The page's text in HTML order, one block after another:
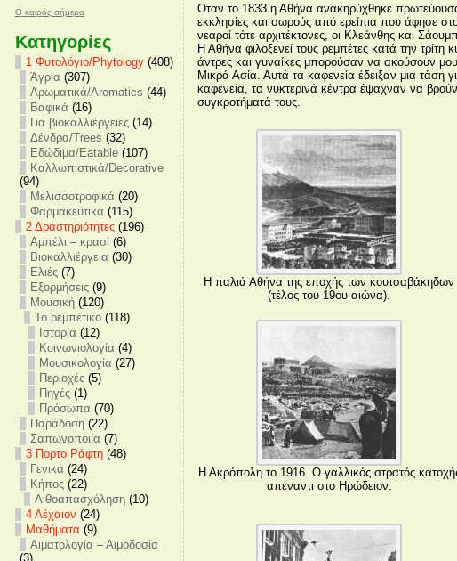
O καιρός σήμερα
Κατηγορίες
1 Φυτολόγιο/Phytology(408)
Άγρια (307)
Αρωματικά/Aromatics (44)
Βαφικά (16)
Για βιοκαλλιέργειες(14)
Δένδρα/Trees (32)
Εδώδιμα/Eatable(107)
Καλλωπιστικά/Decorative
(94)
Μελισσοτροφικά (20)
Φαρμακευτικά (115)
2 Δραστηριότητες(196)
Αμπέλι – κρασί(6)
Βιοκαλλιέργεια (30)
Ελιές(7)
Εξορμήσεις(9)
Μουσική(120)
Το ρεμπέτικο(118)
Ιστορία (12)
Κοινωνιολογία (4)
Μουσικολογία (27)
Περιοχές(5)
Πηγές(1)
Πρόσωπα (70)
Παράδοση(22)
Σαπωνοποιία (7)
3 Πορτο Ράφτη(48)
Γενικά (24)
Κήπος(22)
Λιθοαπασχόληση(10)
4 Λέχαιον (24)
Mαθήματα (9)
Αιματολογία – Αιμοδοσία
(3)
Οταν το 1833 η Αθήνα ανακηρύχθηκε
εκκλησίες και σωρούς από ερείπια που άφησε
νεαροί τότε αρχιτέκτονες, οι Κλεάνθης και
Η Αθήνα φιλοξενεί τους ρεμπέτες κατά την
άντρες και γυναίκες μπορούσαν να ακούσουν
Μικρά Ασία. Αυτά τα καφενεία έδειξαν μια τάση
καφενεία, τα νυκτερινά κέντρα έψαχναν να
συγκροτήματά τους.
Η παλιά Αθήνα της εποχής των κουτσαβάκηδων
(τέλος του 19ου αιώνα).
Η Ακρόπολη το 1916. Ο γαλλικός στρατός
απέναντι στο Ηρώδειον.